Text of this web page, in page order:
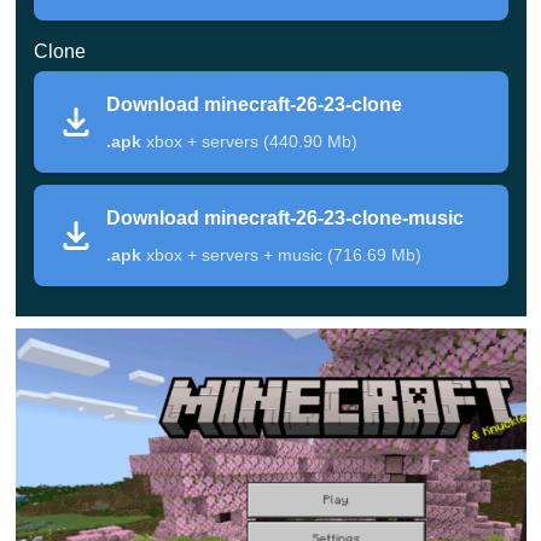
Rendering layar
Kotak hitam tidak lagi muncul dengan Vibrant
Visualsdi perangkat Android yang terdampak —
mestinya.
Detail versi
Parameter Value
game
26.23.1
Clone
Download minecraft-26-23-clone
.apkxbox + servers (440.90 Mb)
Download minecraft-26-23-clone-music
.apkxbox + servers + music (716.69 Mb)